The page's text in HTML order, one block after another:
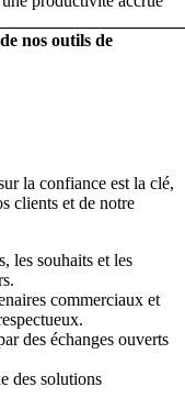
nos outils de
la confiance est la clé,
clients et de notre
les souhaits et les
commerciaux et
des échanges ouverts
des solutions